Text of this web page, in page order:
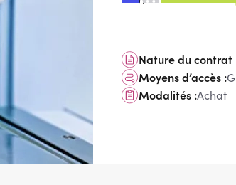
Nature du contrat
Moyens d’accès :
Modalités :Achat